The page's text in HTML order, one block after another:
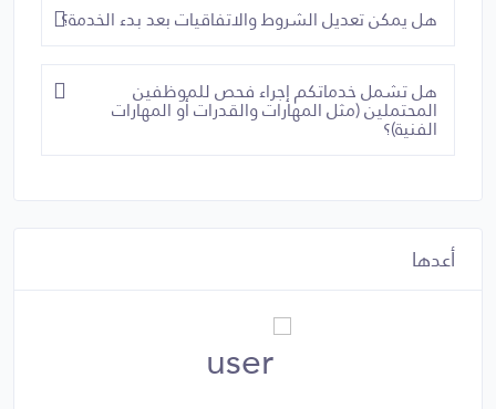
هل يمكن تعديل الشروط والاتفاقيات بعد بدء الخدمة؟
هل تشمل خدماتكم إجراء فحص للموظفين
المحتملين (مثل المهارات والقدرات أو المهارات
الفنية)؟
أعدها